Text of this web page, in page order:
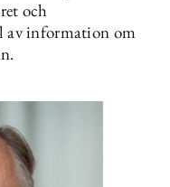
och
av information om